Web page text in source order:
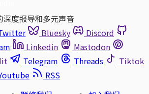
深度报导和多元声音
Bluesky
Discord
Linkedin
Mastodon
Telegram Threads
Tiktok
RSS